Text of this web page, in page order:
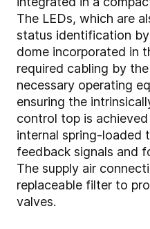
The LEDs, which are
status identification
dome incorporated in
required cabling by
necessary operating
ensuring the
control top is
internal spring-loaded
feedback signals and
The supply air
replaceable filter to
valves.